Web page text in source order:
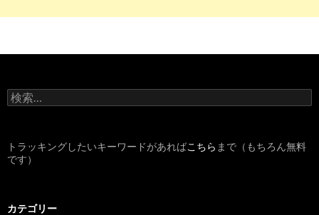
検
索
トラッキングしたいキーワードがあればこちら まで（もちろん無料
です）
カテゴリー